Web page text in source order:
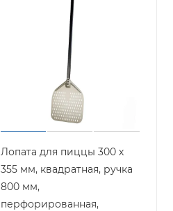
Лопата для пиццы 300 х
355 мм, квадратная, ручка
800 мм,
перфорированная,